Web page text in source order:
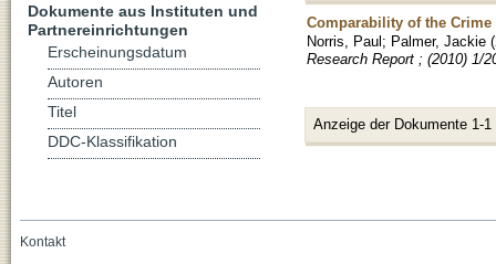
Comparability of the
Norris, Paul; Palmer, Jackie (
Research Report ; (2010) 1/
Anzeige der Dokumente 1-1
Dokumente aus Instituten und
Partnereinrichtungen
Erscheinungsdatum
Autoren
Titel
DDC-Klassifikation
Kontakt